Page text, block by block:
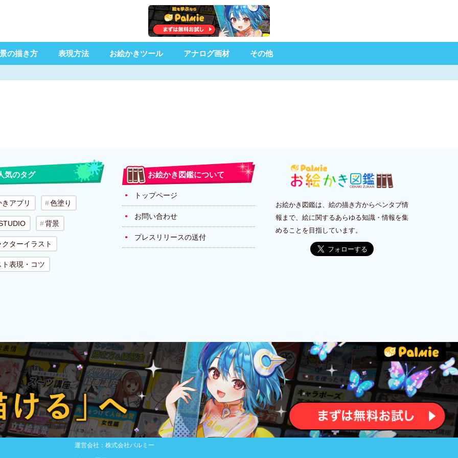
の描き方 表現方法 お絵かきツール アナログ画材 その他
気のタグ
アプリ 色塗り
背景
ターイラスト
ト表現・コツ
お絵かき図鑑について
トップページ
お問い合わせ
プレスリリースの送付
お絵かき図鑑は、絵の描き方からペンタブ情
報まで、絵に関するあらゆる知識・情報を集
めることを目指しています。
運営会社：株式会社パルミー